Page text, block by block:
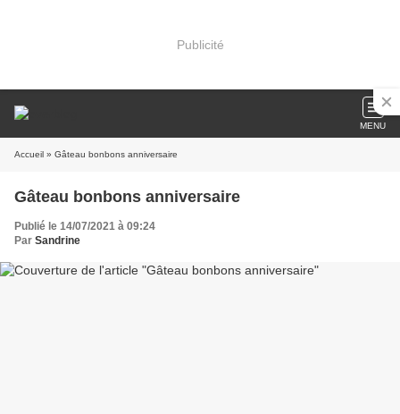
Publicité
MENU
Accueil » Gâteau bonbons anniversaire
Gâteau bonbons anniversaire
Publié le 14/07/2021 à 09:24
Par Sandrine